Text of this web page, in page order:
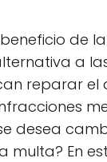
de
a
reparar el
desea
multa? En